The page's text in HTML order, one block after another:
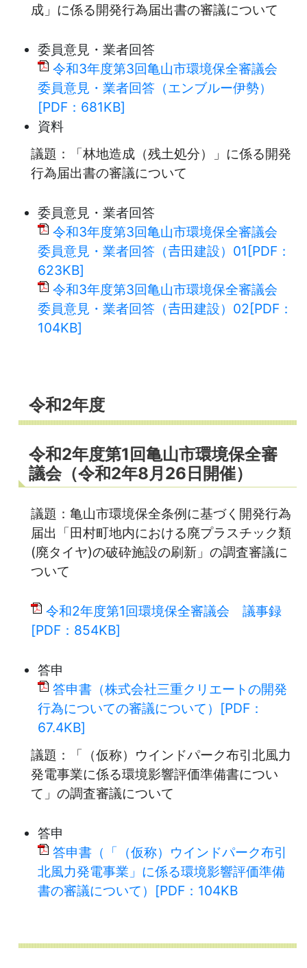
成」に係る開発行為届出書の審議について
委員意見・業者回答
令和3年度第3回亀山市環境保全審議会
委員意見・業者回答（エンブルー伊勢）
[PDF：681KB]
資料
議題：「林地造成（残土処分）」に係る開発
行為届出書の審議について
委員意見・業者回答
令和3年度第3回亀山市環境保全審議会
委員意見・業者回答（𠮷田建設）01[PDF：
623KB]
令和3年度第3回亀山市環境保全審議会
委員意見・業者回答（𠮷田建設）02[PDF：
104KB]
令和2年度
令和2年度第1回亀山市環境保全審
議会（令和2年8月26日開催）
議題：亀山市環境保全条例に基づく開発行為
届出「田村町地内における廃プラスチック類
(廃タイヤ)の破砕施設の刷新」の調査審議に
ついて
令和2年度第1回環境保全審議会 議事録
[PDF：854KB]
答申
答申書（株式会社三重クリエートの開発
行為についての審議について）[PDF：
67.4KB]
議題：「（仮称）ウインドパーク布引北風力
発電事業に係る環境影響評価準備書につい
て」の調査審議について
答申
答申書（「（仮称）ウインドパーク布引
北風力発電事業」に係る環境影響評価準備
書の審議について）[PDF：104KB